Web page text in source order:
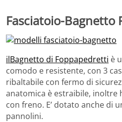
Fasciatoio-Bagnetto
ilBagnetto di Foppapedretti è
comodo e resistente, con 3
ribaltabile con fermo di
anatomica è estraibile, inoltre
con freno. E’ dotato anche di
pannolini.